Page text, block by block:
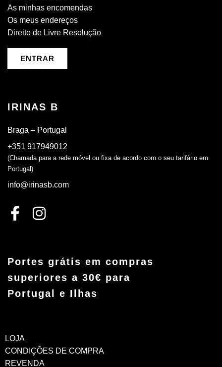
As minhas encomendas
Os meus endereços
Direito de Livre Resolução
ENTRAR
IRINAS B
Braga – Portugal
+351 917949012
(Chamada para a rede móvel ou fixa de acordo com o seu tarifário em
Portugal)
info@irinasb.com
Portes grátis em compras
superiores a 30€ para
Portugal e Ilhas
LOJA
CONDIÇÕES DE COMPRA
REVENDA